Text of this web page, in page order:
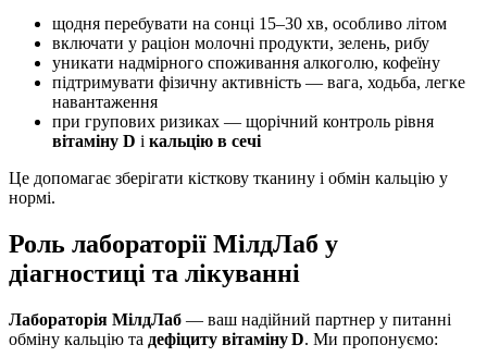
щодня перебувати на сонці 15–30 хв, особливо літом
включати у раціон молочні продукти, зелень, рибу
уникати надмірного споживання алкоголю, кофеїну
підтримувати фізичну активність — вага, ходьба, легке
навантаження
при групових ризиках — щорічний контроль рівня
вітаміну D і кальцію в сечі
Це допомагає зберігати кісткову тканину і обмін кальцію у
нормі.
Роль лабораторії МілдЛаб у
діагностиці та лікуванні
Лабораторія МілдЛаб — ваш надійний партнер у питанні
обміну кальцію та дефіциту вітаміну D. Ми пропонуємо: